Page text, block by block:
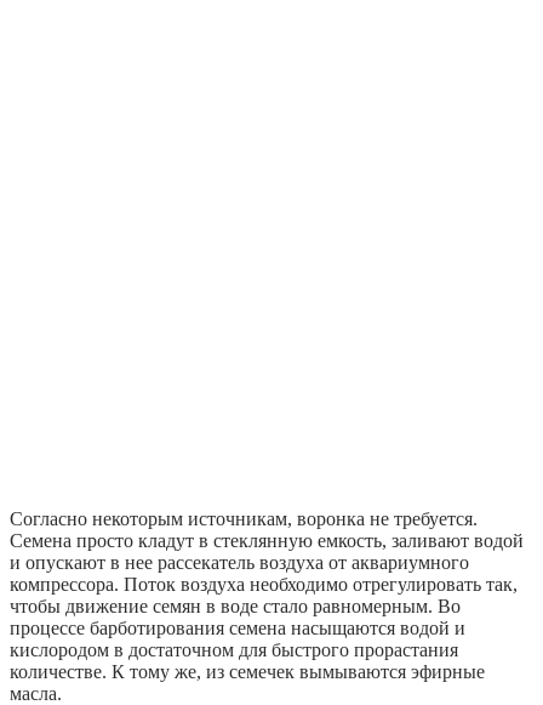
Согласно некоторым источникам, воронка не требуется.
Семена просто кладут в стеклянную емкость, заливают водой
и опускают в нее рассекатель воздуха от аквариумного
компрессора. Поток воздуха необходимо отрегулировать так,
чтобы движение семян в воде стало равномерным. Во
процессе барботирования семена насыщаются водой и
кислородом в достаточном для быстрого прорастания
количестве. К тому же, из семечек вымываются эфирные
масла.